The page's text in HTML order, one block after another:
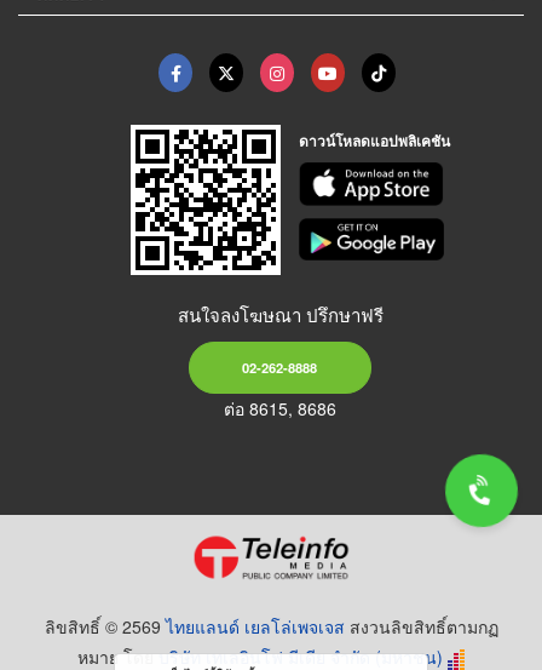
ดาวน์โหลดแอปพลิเคชัน
สนใจลงโฆษณา ปรึกษาฟรี
02-262-8888
ต่อ 8615, 8686
ลิขสิทธิ์ © 2569ไทยแลนด์ เยลโล่เพจเจส สงวนลิขสิทธิ์ตามกฏ
หมาย โดยบริษัท เทเลอินโฟ มีเดีย จำกัด (มหาชน)